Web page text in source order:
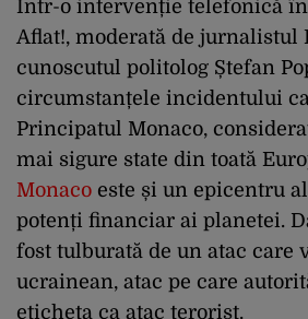
Într-o intervenție telefonică
Aflat!, moderată de jurnalistul
cunoscutul politolog Ștefan
circumstanțele incidentului
Principatul Monaco,
mai sigure state din toată
Monaco este și un epicentru
potenți financiar ai planetei.
fost tulburată de un atac care
ucrainean, atac pe care
eticheta ca atac terorist.